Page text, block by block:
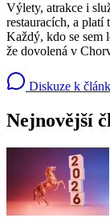
Výlety, atrakce i
restauracích, a platí
Každý, kdo se sem
že dovolená v
Diskuze k
Nejnovější